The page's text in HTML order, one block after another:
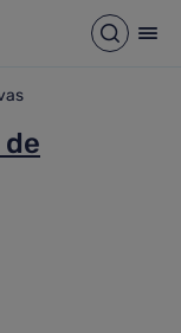
Abrir
de migas